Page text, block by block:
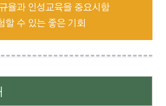
율과 인성교육을 중요시함
할 수 있는 좋은 기회